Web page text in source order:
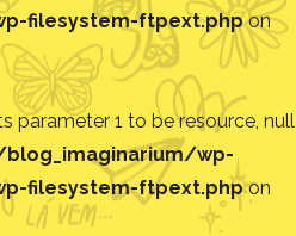
filesystem-ftpext.phpon
parameter 1 to be resource, null
wp-
filesystem-ftpext.phpon